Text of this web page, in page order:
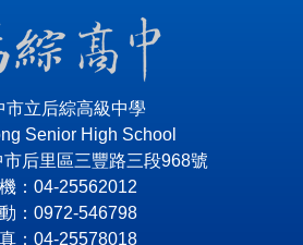
市立后綜高級中學
Senior High School
后里區三豐路三段968號
：04-25562012
：0972-546798
：04-25578018